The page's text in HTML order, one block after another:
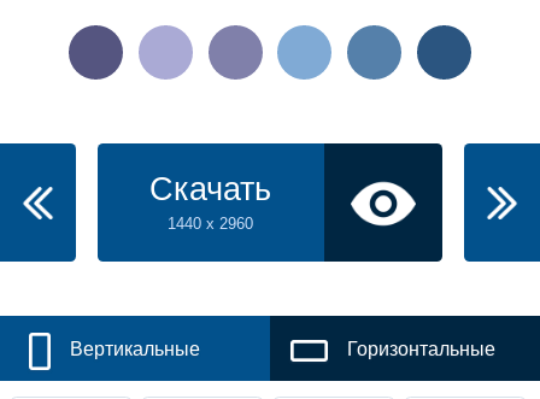
Скачать
1440 x 2960
Вертикальные Горизонтальные